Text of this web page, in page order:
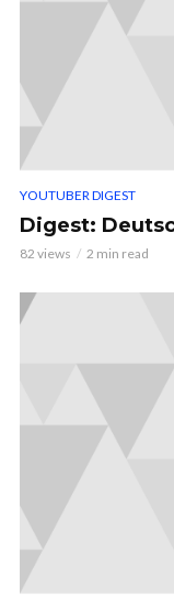
YOUTUBER DIGEST
Digest:
82 views 2 min read